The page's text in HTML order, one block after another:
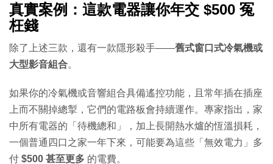
真實案例：這款電器讓你年交 $500 冤
枉錢
除了上述三款，還有一款隱形殺手——舊式窗口式冷氣機或
大型影音組合。
如果你的冷氣機或音響組合具備遙控功能，且常年插在插座
上而不關掉總掣，它們的電路板會持續運作。專家指出，家
中所有電器的「待機總和」，加上長開熱水爐的恆溫損耗，
一個普通四口之家一年下來，可能要為這些「無效電力」多
付 $500 甚至更多 的電費。